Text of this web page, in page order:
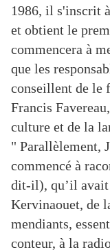
1986, il s'inscrit
et obtient le
commencera à
que les
conseillent de le
Francis
culture et de la
" Parallèlement,
commencé à
dit-il), qu’il avait
Kervinaouet, de
mendiants,
conteur, à la